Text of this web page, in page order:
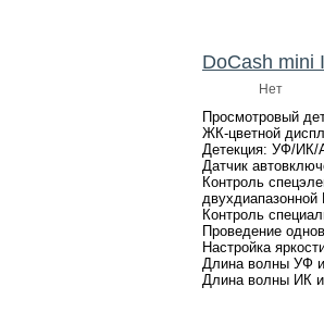
DoCash mini
Нет
Просмотровый
ЖК-цветной
Детекция: УФ/ИК/
Датчик
Контроль
двухдиапазонной
Контроль
Проведение
Настройка
Длина волны УФ
Длина волны ИК